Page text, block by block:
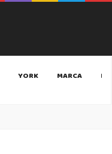
YORK MARCA